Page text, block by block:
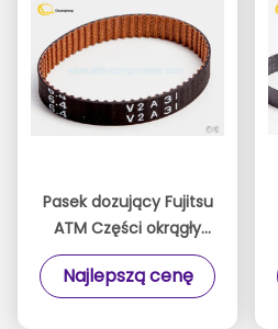
Pasek dozujący Fujitsu
ATM Części okrągły
gruby materiał
CA812003018 Model
Najlepszą cenę